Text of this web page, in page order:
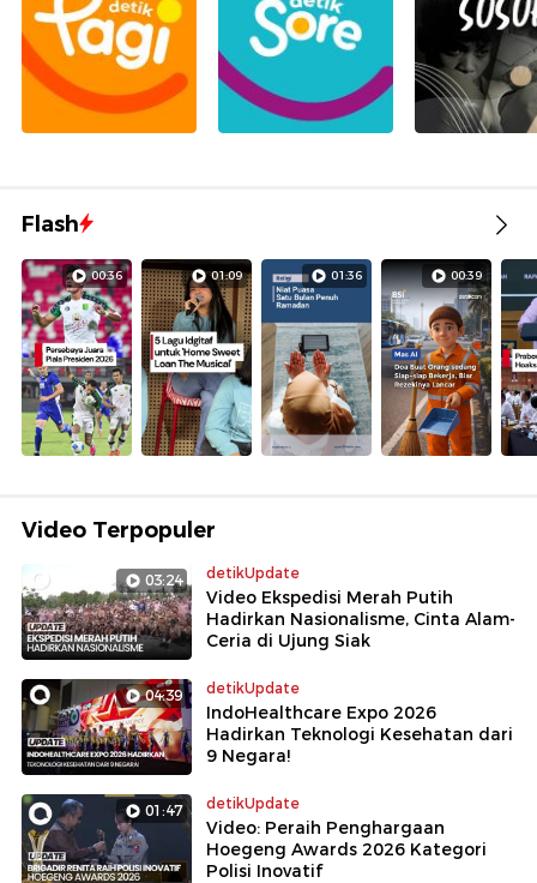
Flash
00:36 01:09 01:36 00:39
Video Terpopuler
03:24 detikUpdate
Video Ekspedisi Merah Putih
Hadirkan Nasionalisme, Cinta Alam-
Ceria di Ujung Siak
04:39 detikUpdate
IndoHealthcare Expo 2026
Hadirkan Teknologi Kesehatan dari
9 Negara!
01:47 detikUpdate
Video: Peraih Penghargaan
Hoegeng Awards 2026 Kategori
Polisi Inovatif